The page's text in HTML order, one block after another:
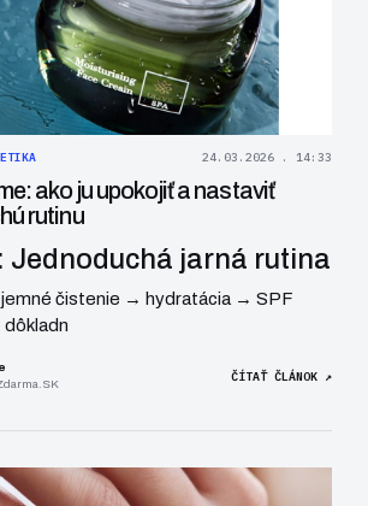
24.03.2026 . 14:33
ako ju upokojiť a nastaviť
rutinu
Jednoduchá jarná rutina
jemné čistenie → hydratácia → SPF
dôkladn
ČÍTAŤ ČLÁNOK ↗